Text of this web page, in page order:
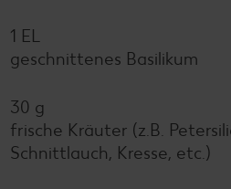
1 EL
geschnittenes Basilikum
30 g
frische Kräuter (z.B.
Schnittlauch, Kresse, etc.)